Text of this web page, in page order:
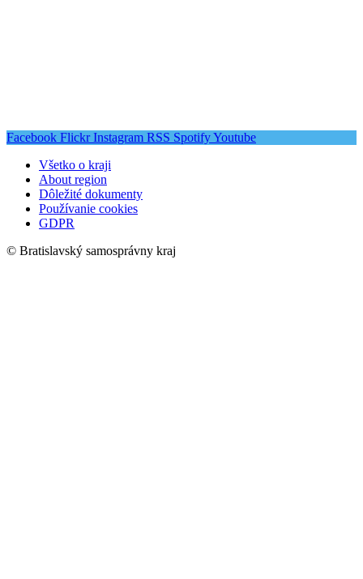
Facebook Flickr Instagram RSS SpotifyYoutube
Všetko o kraji
About region
Dôležité dokumenty
Používanie cookies
GDPR
© Bratislavský samosprávny kraj